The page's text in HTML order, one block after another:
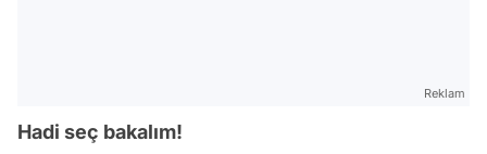
Reklam
Hadi seç bakalım!